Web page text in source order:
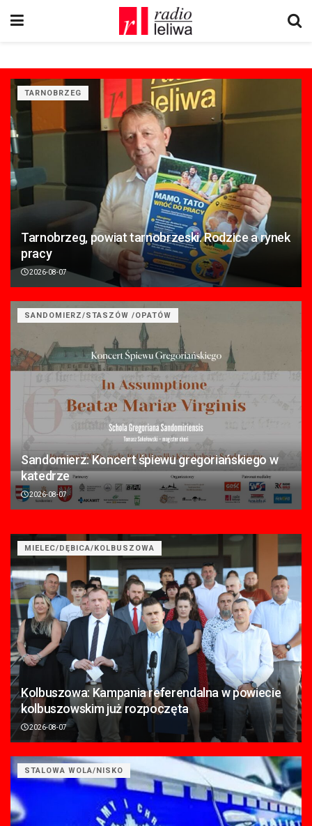
TARNOBRZEG
Tarnobrzeg, powiat tarnobrzeski. Rodzice a rynek
pracy
2026-08-07
SANDOMIERZ/STASZÓW /OPATÓW
Sandomierz: Koncert śpiewu gregoriańskiego w
katedrze
2026-08-07
MIELEC/DĘBICA/KOLBUSZOWA
Kolbuszowa: Kampania referendalna w powiecie
kolbuszowskim już rozpoczęta
2026-08-07
STALOWA WOLA/NISKO